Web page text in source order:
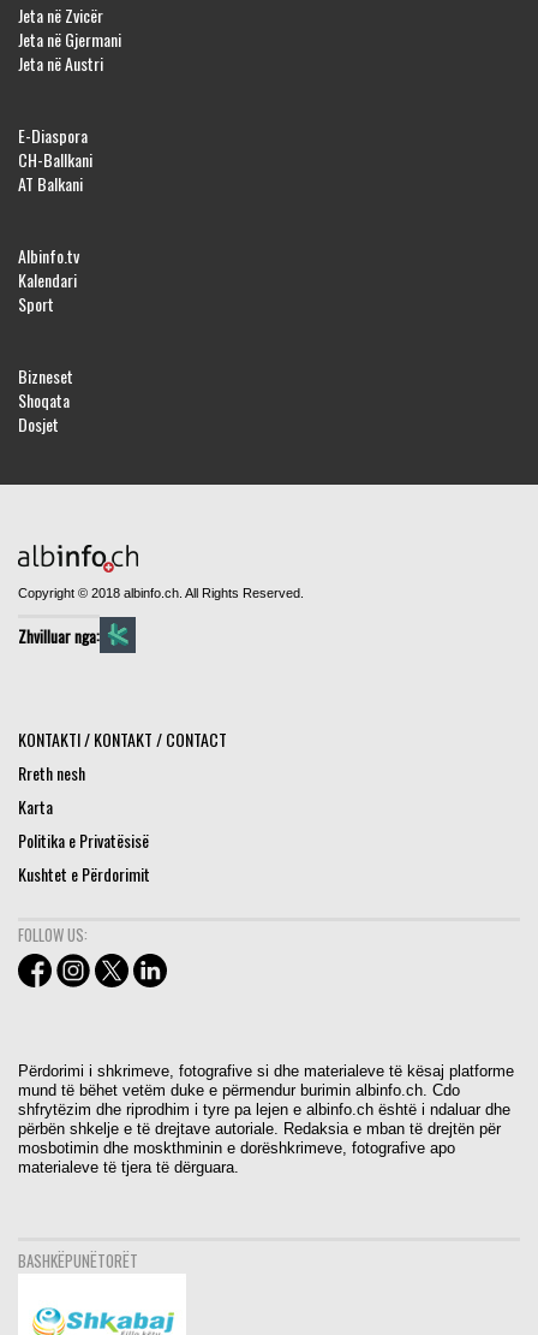
Jeta në Zvicër
Jeta në Gjermani
Jeta në Austri
E-Diaspora
CH-Ballkani
AT Balkani
Albinfo.tv
Kalendari
Sport
Bizneset
Shoqata
Dosjet
Copyright © 2018 albinfo.ch. All Rights Reserved.
Zhvilluar nga:
KONTAKTI / KONTAKT / CONTACT
Rreth nesh
Karta
Politika e Privatësisë
Kushtet e Përdorimit
FOLLOW US:
Përdorimi i shkrimeve, fotografive si dhe materialeve të kësaj platforme
mund të bëhet vetëm duke e përmendur burimin albinfo.ch. Cdo
shfrytëzim dhe riprodhim i tyre pa lejen e albinfo.ch është i ndaluar dhe
përbën shkelje e të drejtave autoriale. Redaksia e mban të drejtën për
mosbotimin dhe moskthminin e dorëshkrimeve, fotografive apo
materialeve të tjera të dërguara.
BASHKËPUNËTORËT